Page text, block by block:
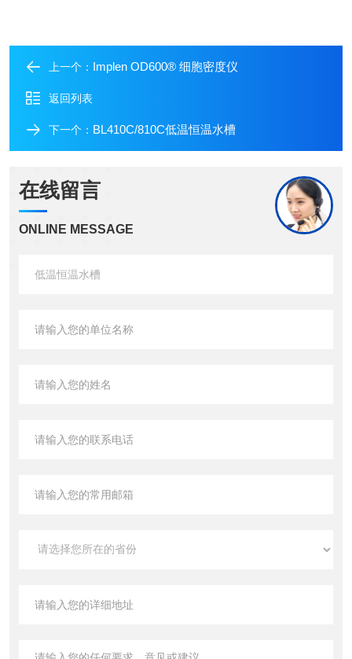
上一个： Implen OD600® 细胞密度仪
返回列表
下一个： BL410C/810C低温恒温水槽
在线留言
ONLINE MESSAGE